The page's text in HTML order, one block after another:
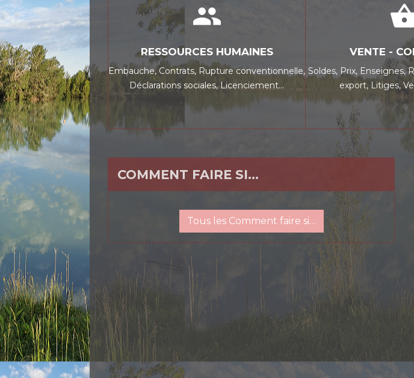
people
RESSOURCES HUMAINES
Embauche,Contrats, Rupture conventionnelle,
Déclarations sociales,Licenciement…
VENTE -
Soldes, Prix, Enseignes,
export, Litiges,
COMMENT FAIRE SI…
Tous les Comment faire si…